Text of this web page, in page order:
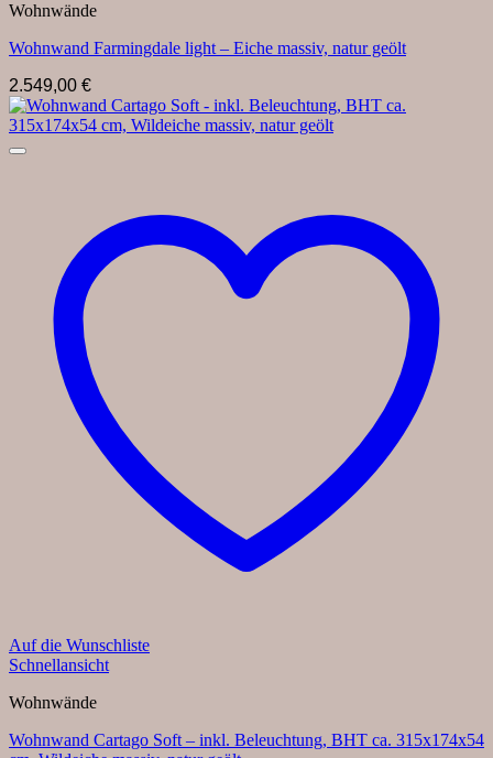
Wohnwände
Wohnwand Farmingdale light – Eiche massiv, natur geölt
2.549,00 €
Auf die Wunschliste
Schnellansicht
Wohnwände
Wohnwand Cartago Soft – inkl. Beleuchtung, BHT ca. 315x174x54